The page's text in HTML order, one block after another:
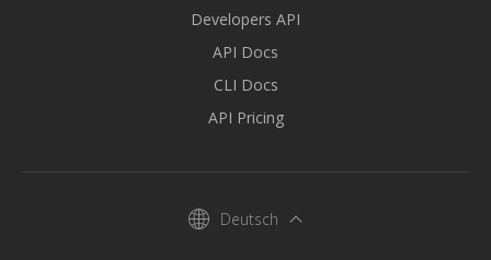
Developers API
API Docs
CLI Docs
API Pricing
Deutsch